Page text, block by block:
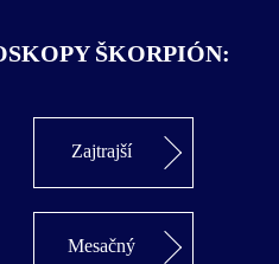
ŠKORPIÓN:
Zajtrajší
Mesačný